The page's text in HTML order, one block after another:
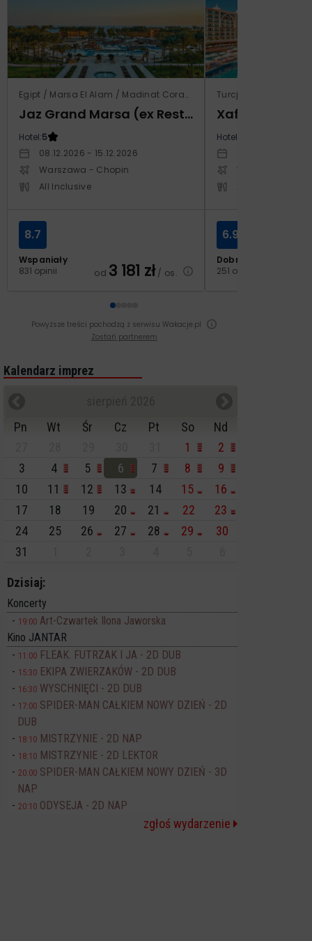
Egipt / Marsa El Alam / Madinat Coraya
Jaz Grand Marsa (ex Resta Grand Resort)
Hotel:5
08.12.2026 - 15.12.2026
Warszawa - Chopin
All Inclusive
Wspaniały
831 opinii
8.7
od 3 181 zł/ os.
Turcja / Riwiera
Xafira Deluxe
Hotel:
Warszawa -
Dobry
251 opinii
6.9
Powyższe treści pochodzą z serwisu Wakacje.pl
Zostań partnerem
Kalendarz imprez
Pn
Wt Śr Cz Pt So
Nd
1
2
3
4 5 6 7 8
9
10
11 12 13 14 15
16
17
18 19 20 21 22
23
24
25 26 27 28 29
30
31
Dzisiaj:
Koncerty
19:00 Art-Czwartek Ilona Jaworska
Kino JANTAR
11:00 FLEAK. FUTRZAK I JA - 2D DUB
15:30 EKIPA ZWIERZAKÓW - 2D DUB
16:30 WYSCHNIĘCI - 2D DUB
17:00 SPIDER-MAN CAŁKIEM NOWY DZIEŃ - 2D
DUB
18:10 MISTRZYNIE - 2D NAP
18:10 MISTRZYNIE - 2D LEKTOR
20:00 SPIDER-MAN CAŁKIEM NOWY DZIEŃ - 3D
NAP
20:10 ODYSEJA - 2D NAP
zgłoś wydarzenie